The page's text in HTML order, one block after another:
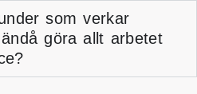
som verkar
göra allt arbetet